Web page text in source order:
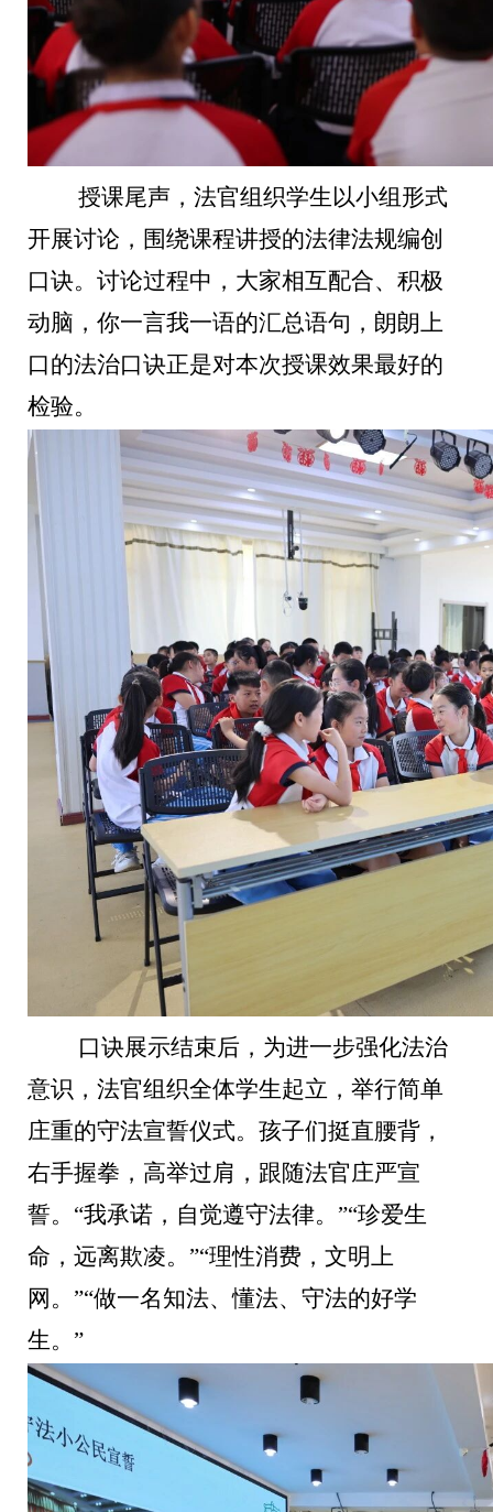
授课尾声，法官组织学生以小组形式
开展讨论，围绕课程讲授的法律法规编创
口诀。讨论过程中，大家相互配合、积极
动脑，你一言我一语的汇总语句，朗朗上
口的法治口诀正是对本次授课效果最好的
检验。
口诀展示结束后，为进一步强化法治
意识，法官组织全体学生起立，举行简单
庄重的守法宣誓仪式。孩子们挺直腰背，
右手握拳，高举过肩，跟随法官庄严宣
誓。 “我承诺，自觉遵守法律。”“珍爱生
命，远离欺凌。”“理性消费，文明上
网。”“做一名知法、懂法、守法的好学
生。”